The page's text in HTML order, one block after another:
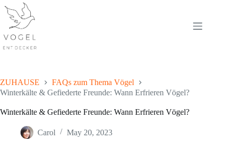
content
ZUHAUSE
FAQs zum Thema Vögel
Winterkälte & Gefiederte Freunde: Wann Erfrieren Vögel?
Winterkälte & Gefiederte Freunde: Wann Erfrieren Vögel?
Carol May 20, 2023